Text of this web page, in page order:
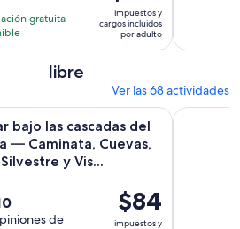
gratuita
es
de
adulto
impuestos y
cargos incluidos
por adulto
libre
Ver las 68 actividades
bajo las cascadas del
— Caminata, Cuevas,
y Vis...
de
El
precio
$84
impuestos y
del Tijuca — Caminata, Cuevas,
Desde